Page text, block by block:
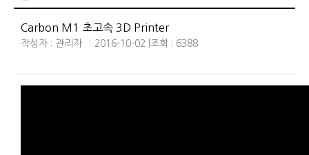
Carbon M1 초고속 3D Printer
작성자 : 관리자 2016-10-02 | 조회 : 6388